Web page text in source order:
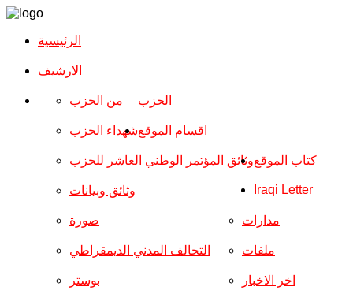
الرئيسية
الارشیف
الحزب من الحزب
شهداء الحزب
وثائق المؤتمر الوطني العاشر للحزب
وثائق وبيانات
اقسام الموقع
صورة
التحالف المدني الديمقراطي
بوستر
مدارات
ملفات
اخر الاخبار
كتاب الموقع
Iraqi Letter